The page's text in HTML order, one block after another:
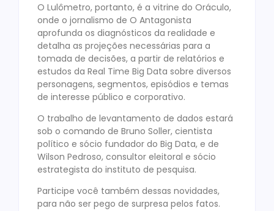
O Lulômetro, portanto, é a vitrine do Oráculo,
onde o jornalismo de O Antagonista
aprofunda os diagnósticos da realidade e
detalha as projeções necessárias para a
tomada de decisões, a partir de relatórios e
estudos da Real Time Big Data sobre diversos
personagens, segmentos, episódios e temas
de interesse público e corporativo.
O trabalho de levantamento de dados estará
sob o comando de Bruno Soller, cientista
político e sócio fundador do Big Data, e de
Wilson Pedroso, consultor eleitoral e sócio
estrategista do instituto de pesquisa.
Participe você também dessas novidades,
para não ser pego de surpresa pelos fatos.